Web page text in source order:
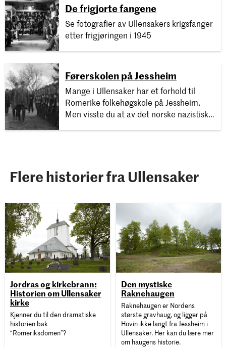
De frigjorte fangene
Se fotografier av Ullensakers krigsfanger
etter frigjøringen i 1945
Førerskolen på Jessheim
Mange i Ullensaker har et forhold til
Romerike folkehøgskole på Jessheim.
Men visste du at av det norske nazistiske
Flere historier fra Ullensaker
Jordras og kirkebrann:
Historien om Ullensaker
kirke
Kjenner du til den dramatiske
historien bak
“Romeriksdomen”?
Den mystiske
Raknehaugen
Raknehaugen er Nordens
største gravhaug, og ligger på
Hovin ikke langt fra Jessheim i
Ullensaker. Her kan du lære mer
om haugens historie.